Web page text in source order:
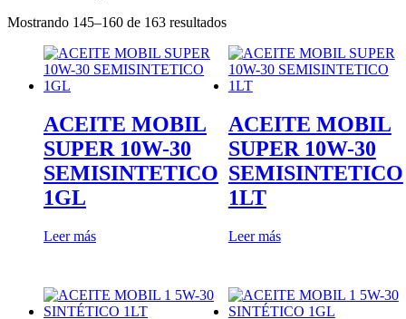
Mostrando 145–160 de 163 resultados
ACEITE MOBIL
SUPER 10W-30
SEMISINTETICO
1GL
Leer más
ACEITE MOBIL
SUPER 10W-30
SEMISINTETICO
1LT
Leer más